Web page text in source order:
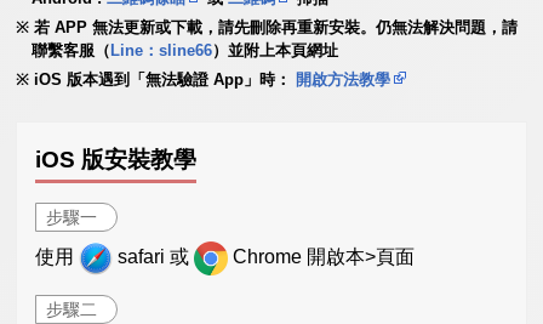
若 APP 無法更新或下載，請先刪除再重新安裝。仍無法解決問題，請
聯繫客服（ Line：sline66）並附上本頁網址
iOS 版本遇到「無法驗證 App」時：
開啟方法教學
iOS 版安裝教學
步驟一
使用 safari 或 Chrome 開啟本>頁面
步驟二